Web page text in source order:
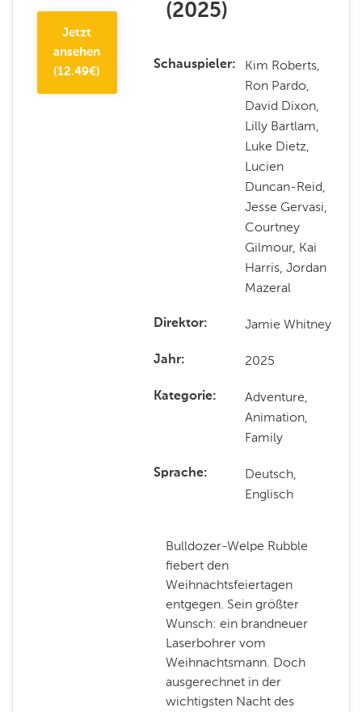
Jetzt
ansehen
(12.49€)
(2025)
Schauspieler
Kim Roberts,
Ron Pardo,
David Dixon,
Lilly Bartlam,
Luke Dietz,
Lucien
Duncan-Reid,
Jesse Gervasi,
Courtney
Gilmour, Kai
Harris, Jordan
Mazeral
Direktor Jamie Whitney
Jahr 2025
Kategorie
Adventure,
Animation,
Family
Sprache
Deutsch,
Englisch
Bulldozer-Welpe Rubble
fiebert den
Weihnachtsfeiertagen
entgegen. Sein größter
Wunsch: ein brandneuer
Laserbohrer vom
Weihnachtsmann. Doch
ausgerechnet in der
wichtigsten Nacht des